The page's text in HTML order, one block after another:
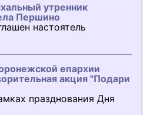
утренник
Першино
настоятель
епархии
акция "Подари
празднования Дня